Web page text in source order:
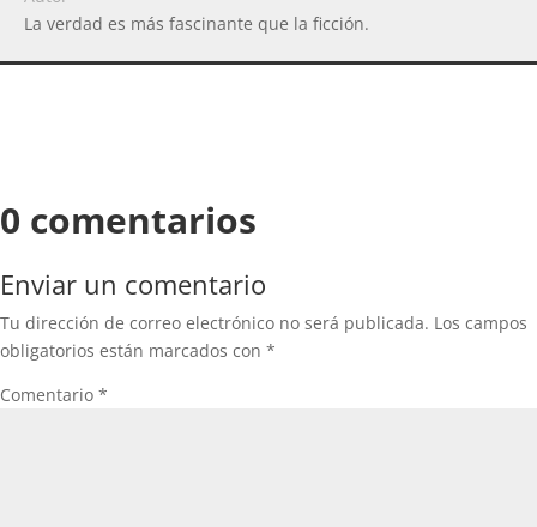
La verdad es más fascinante que la ficción.
0 comentarios
Enviar un comentario
Tu dirección de correo electrónico no será publicada. Los campos
obligatorios están marcados con *
Comentario *